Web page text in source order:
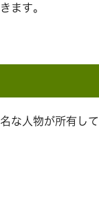
ます。
な人物が所有し